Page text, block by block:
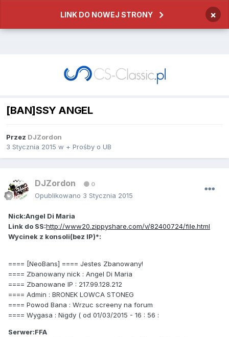
LINK DO NOWEJ STRONY ×
[BAN]SSY ANGEL
Przez DJZordon
3 Stycznia 2015 w + Prośby o UB
DJZordon 0
Opublikowano 3 Stycznia 2015
Nick:Angel Di Maria
Link do SS:http://www20.zippyshare.com/v/82400724/file.html
Wycinek z konsoli(bez IP)*:
==== [NeoBans] ==== Jestes Zbanowany!
==== Zbanowany nick : Angel Di Maria
==== Zbanowane IP : 217.99.128.212
==== Admin : BRONEK LOWCA STONEG
==== Powod Bana : Wrzuc screeny na forum
==== Wygasa : Nigdy ( od 01/03/2015 - 16 : 56 :
Serwer:FFA